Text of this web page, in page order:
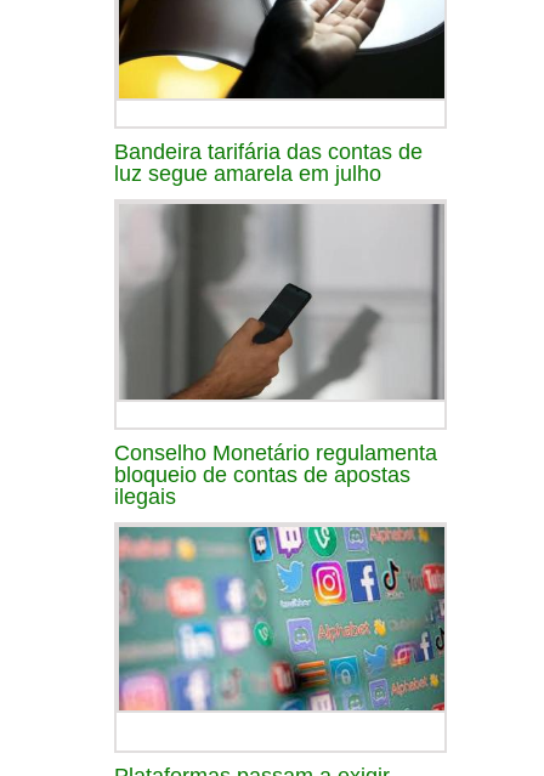
Bandeira tarifária das contas de
luz segue amarela em julho
Conselho Monetário regulamenta
bloqueio de contas de apostas
ilegais